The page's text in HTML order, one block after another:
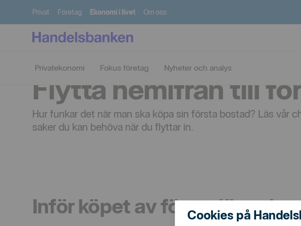
Cookies på
Privat Företag Ekonomi i livet Om oss
Privatekonomi Fokus företag Nyheter och analys
Flytta hemifrån till
Hur funkar det när man ska köpa sin första bostad? Läs vår
saker du kan behöva när du flyttar in.
Inför köpet av första